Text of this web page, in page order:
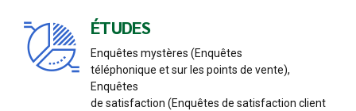
ÉTUDES
Enquêtes mystères (Enquêtes
téléphonique et sur les points de vente),
Enquêtes
de satisfaction (Enquêtes de satisfaction client